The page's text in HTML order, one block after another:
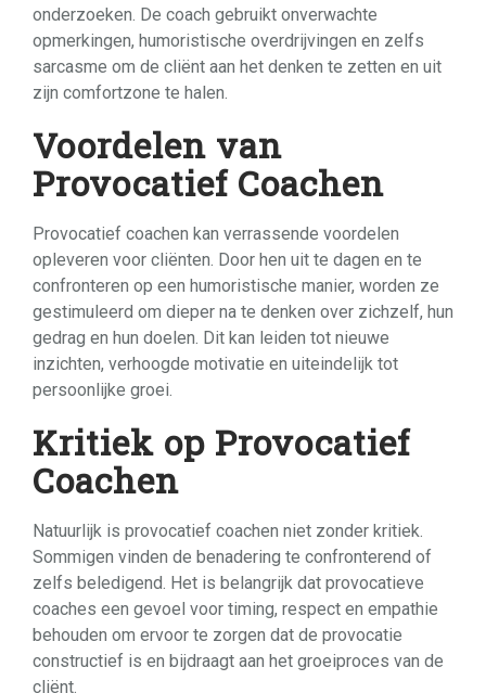
onderzoeken. De coach gebruikt onverwachte
opmerkingen, humoristische overdrijvingen en zelfs
sarcasme om de cliënt aan het denken te zetten en uit
zijn comfortzone te halen.
Voordelen van
Provocatief Coachen
Provocatief coachen kan verrassende voordelen
opleveren voor cliënten. Door hen uit te dagen en te
confronteren op een humoristische manier, worden ze
gestimuleerd om dieper na te denken over zichzelf, hun
gedrag en hun doelen. Dit kan leiden tot nieuwe
inzichten, verhoogde motivatie en uiteindelijk tot
persoonlijke groei.
Kritiek op Provocatief
Coachen
Natuurlijk is provocatief coachen niet zonder kritiek.
Sommigen vinden de benadering te confronterend of
zelfs beledigend. Het is belangrijk dat provocatieve
coaches een gevoel voor timing, respect en empathie
behouden om ervoor te zorgen dat de provocatie
constructief is en bijdraagt aan het groeiproces van de
cliënt.